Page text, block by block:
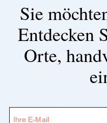
Sie
Entdecken
Orte,